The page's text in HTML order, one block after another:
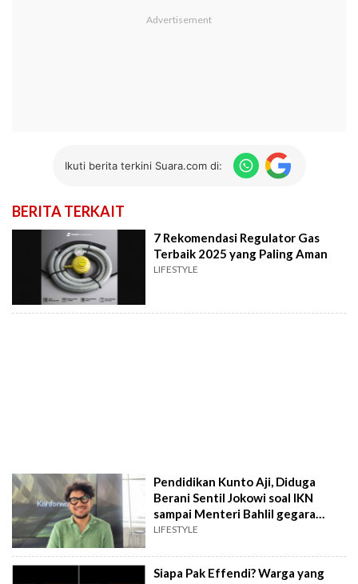
Ikuti berita terkini Suara.com di:
BERITA TERKAIT
7 Rekomendasi Regulator Gas
Terbaik 2025 yang Paling Aman
LIFESTYLE
Pendidikan Kunto Aji, Diduga
Berani Sentil Jokowi soal IKN
sampai Menteri Bahlil gegara
Kisruh LPG
LIFESTYLE
Siapa Pak Effendi? Warga yang